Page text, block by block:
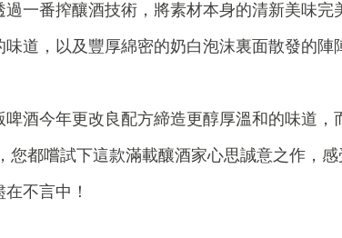
一番搾釀酒技術，將素材本身的清新美味完
道，以及豐厚綿密的奶白泡沫裏面散發的陣
酒今年更改良配方締造更醇厚溫和的味道，
您都嚐試下這款滿載釀酒家心思誠意之作，
不言中！